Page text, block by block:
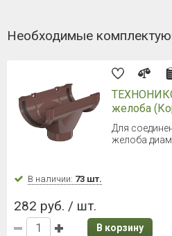
Необходимые
желоба
Для
желоба
В наличии: 73 шт.
282 руб. / шт.
В корзину